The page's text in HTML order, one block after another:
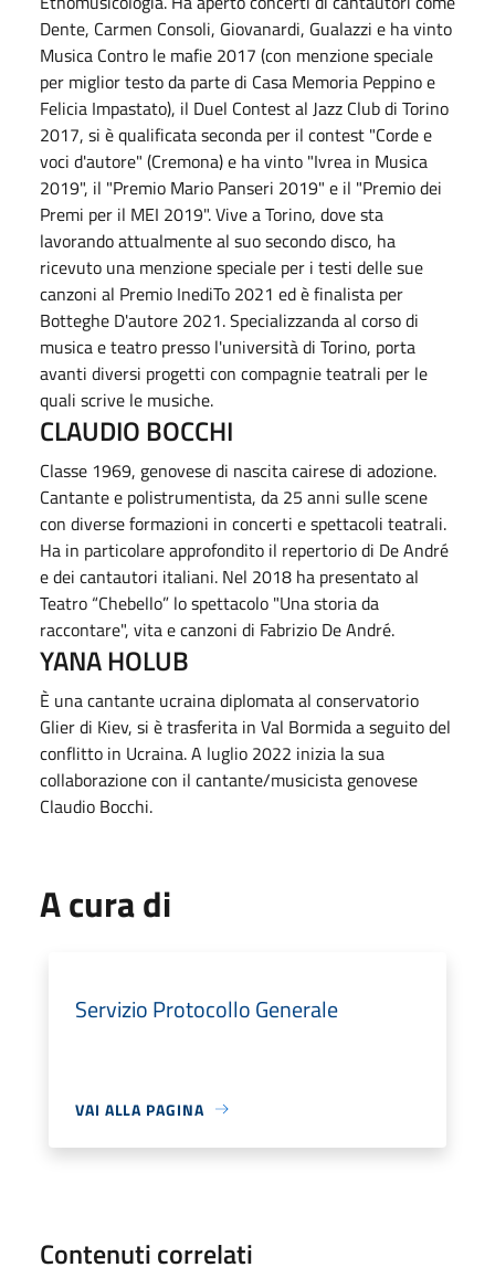
Dente, Carmen Consoli, Giovanardi, Gualazzi e ha vinto
Musica Contro le mafie 2017 (con menzione speciale
per miglior testo da parte di Casa Memoria Peppino e
Felicia Impastato), il Duel Contest al Jazz Club di Torino
2017, si è qualificata seconda per il contest "Corde e
voci d'autore" (Cremona) e ha vinto "Ivrea in Musica
2019", il "Premio Mario Panseri 2019" e il "Premio dei
Premi per il MEI 2019". Vive a Torino, dove sta
lavorando attualmente al suo secondo disco, ha
ricevuto una menzione speciale per i testi delle sue
canzoni al Premio InediTo 2021 ed è finalista per
Botteghe D'autore 2021. Specializzanda al corso di
musica e teatro presso l'università di Torino, porta
avanti diversi progetti con compagnie teatrali per le
quali scrive le musiche.
CLAUDIO BOCCHI
Classe 1969, genovese di nascita cairese di adozione.
Cantante e polistrumentista, da 25 anni sulle scene
con diverse formazioni in concerti e spettacoli teatrali.
Ha in particolare approfondito il repertorio di De André
e dei cantautori italiani. Nel 2018 ha presentato al
Teatro “Chebello” lo spettacolo "Una storia da
raccontare", vita e canzoni di Fabrizio De André.
YANA HOLUB
È una cantante ucraina diplomata al conservatorio
Glier di Kiev, si è trasferita in Val Bormida a seguito del
conflitto in Ucraina. A luglio 2022 inizia la sua
collaborazione con il cantante/musicista genovese
Claudio Bocchi.
A cura di
Servizio Protocollo Generale
VAI ALLA PAGINA
Contenuti correlati